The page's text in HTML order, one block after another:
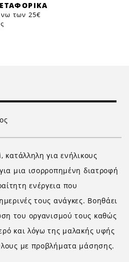
των 25€
για ενήλικους
μια ισορροπημένη διατροφή
ενέργεια που
τους ανάγκες. Βοηθάει
του οργανισμού τους καθώς
και λόγω της μαλακής υφής
με προβλήματα μάσησης.